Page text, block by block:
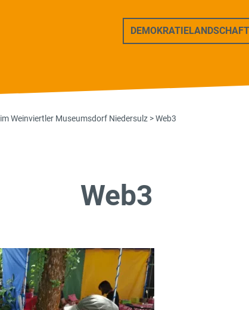
FreundeDEMOKRATIELANDSCHAFT
Weinviertler Museumsdorf Niedersulz >Web3
Web3